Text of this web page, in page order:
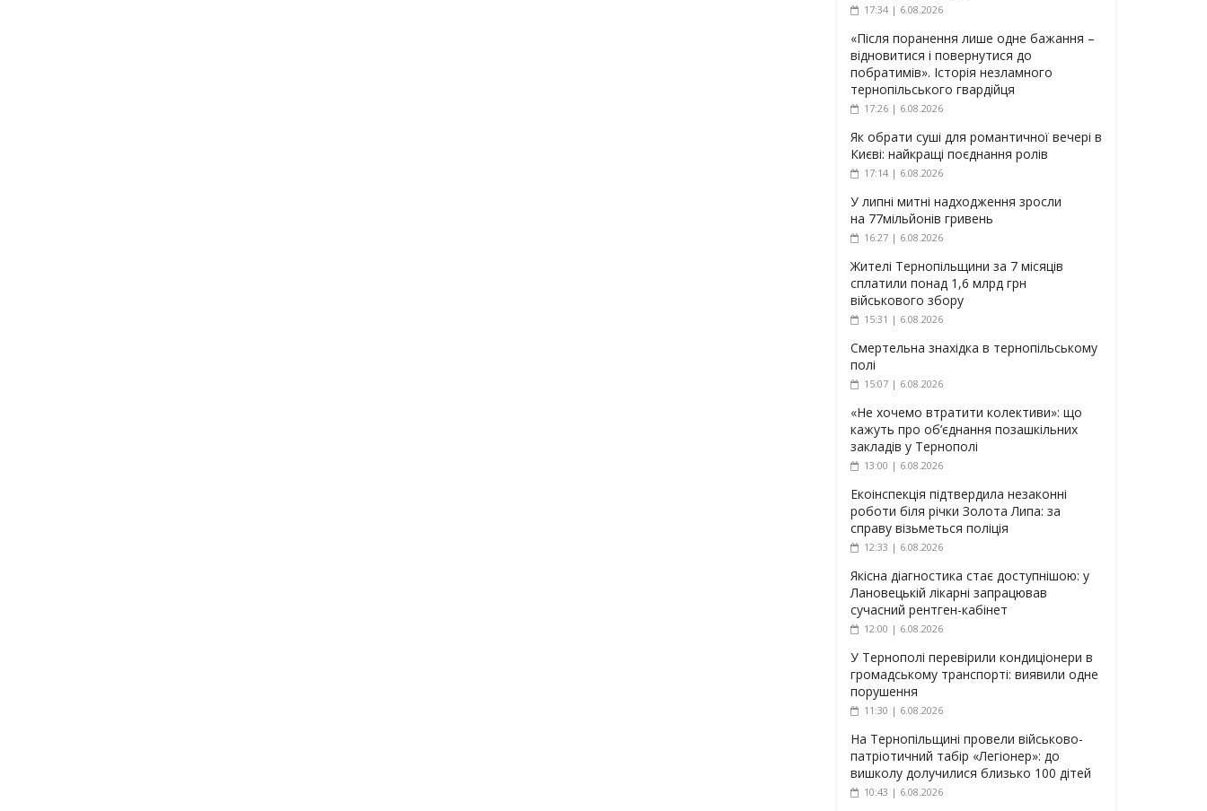
17:34 | 6.08.2026
«Після поранення лише одне бажання –
відновитися і повернутися до
побратимів». Історія незламного
тернопільського гвардійця
17:26 | 6.08.2026
Як обрати суші для романтичної вечері в
Києві: найкращі поєднання ролів
17:14 | 6.08.2026
У липні митні надходження зросли
на 77мільйонів гривень
16:27 | 6.08.2026
Жителі Тернопільщини за 7 місяців
сплатили понад 1,6 млрд грн
військового збору
15:31 | 6.08.2026
Смертельна знахідка в тернопільському
полі
15:07 | 6.08.2026
«Не хочемо втратити колективи»: що
кажуть про об’єднання позашкільних
закладів у Тернополі
13:00 | 6.08.2026
Екоінспекція підтвердила незаконні
роботи біля річки Золота Липа: за
справу візьметься поліція
12:33 | 6.08.2026
Якісна діагностика стає доступнішою: у
Лановецькій лікарні запрацював
сучасний рентген-кабінет
12:00 | 6.08.2026
У Тернополі перевірили кондиціонери в
громадському транспорті: виявили одне
порушення
11:30 | 6.08.2026
На Тернопільщині провели військово-
патріотичний табір «Легіонер»: до
вишколу долучилися близько 100 дітей
10:43 | 6.08.2026